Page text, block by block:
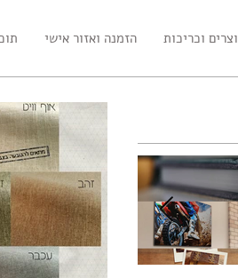
וכריכות הזמנה ואזור אישי